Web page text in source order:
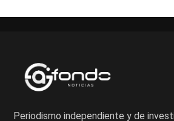
Periodismo independiente y de